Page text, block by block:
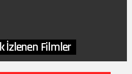
İzlenen Filmler